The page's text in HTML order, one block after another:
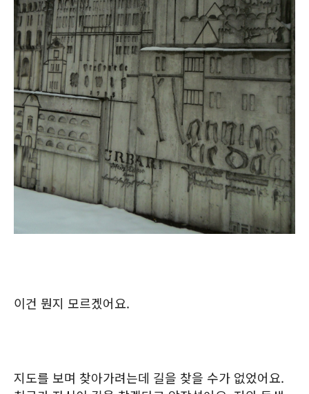
이건 뭔지 모르겠어요.
지도를 보며 찾아가려는데 길을 찾을 수가 없었어요.